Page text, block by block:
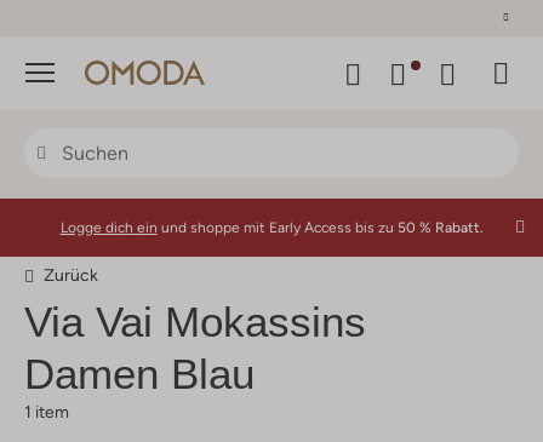
Menü
Logge dich ein und shoppe mit Early Access bis zu 50 % Rabatt.
Zurück
Via Vai Mokassins
Damen Blau
1 item